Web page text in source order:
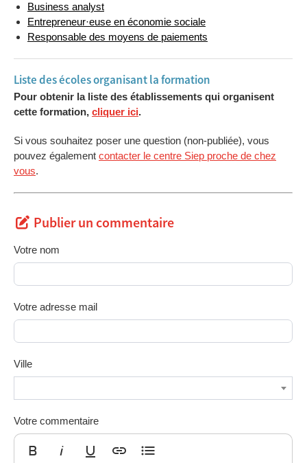
Business analyst
Entrepreneur·euse en économie sociale
Responsable des moyens de paiements
Liste des écoles organisant la formation
Pour obtenir la liste des établissements qui organisent
cette formation, cliquer ici.
Si vous souhaitez poser une question (non-publiée), vous
pouvez également contacter le centre Siep proche de chez
vous.
Publier un commentaire
Votre nom
Votre adresse mail
Ville
Votre commentaire